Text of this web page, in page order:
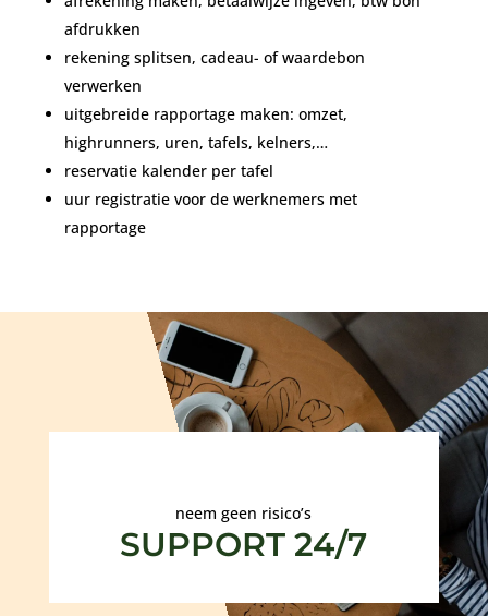
afdrukken
rekening splitsen, cadeau- of waardebon
verwerken
uitgebreide rapportage maken: omzet,
highrunners, uren, tafels, kelners,…
reservatie kalender per tafel
uur registratie voor de werknemers met
rapportage
neem geen risico’s
SUPPORT 24/7